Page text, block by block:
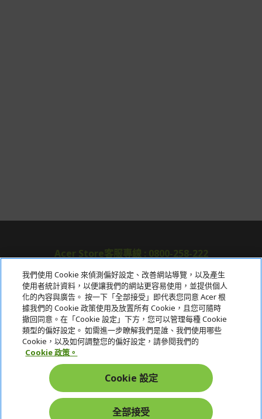
Acer Store客服專線 : 0800-258-222
關於宏碁
服務
宏碁網路商城
在社群上追蹤 Acer
我們使用 Cookie 來偵測偏好設定、改善網站導覽，以及產生
使用者統計資料，以便讓我們的網站更容易使用，並提供個人
化的內容與廣告。 按一下「全部接受」即代表您同意 Acer 根
據我們的 Cookie 政策使用及放置所有 Cookie，且您可隨時
撤回同意。在「Cookie 設定」下方，您可以管理每種 Cookie
類型的偏好設定。 如需進一步瞭解我們是誰、我們使用哪些
Cookie，以及如何調整您的偏好設定，請參閱我們的
Cookie 政策。
Cookie 設定
全部接受